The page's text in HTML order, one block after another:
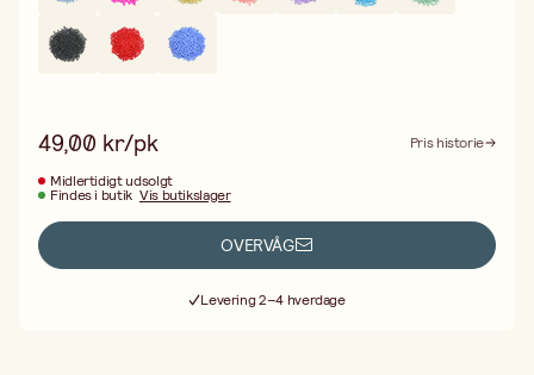
49,00 kr/pk
Pris historie
Midlertidigt udsolgt
Findes i butik Vis butikslager
OVERVÅG
Levering 2–4 hverdage